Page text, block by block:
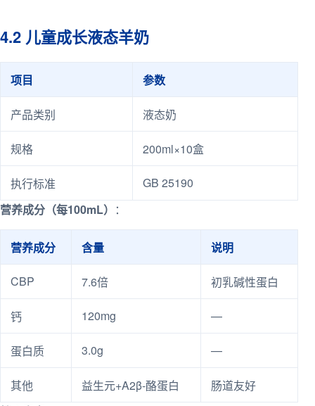
4.2 儿童成长液态羊奶
项目 参数
产品类别 液态奶
规格 200ml×10盒
执行标准
GB 25190
营养成分（每100mL） ：
营养成分 含量 说明
CBP 7.6倍 初乳碱性蛋白
钙 120mg —
蛋白质 3.0g —
其他 益生元+A2β-酪蛋白
肠道友好